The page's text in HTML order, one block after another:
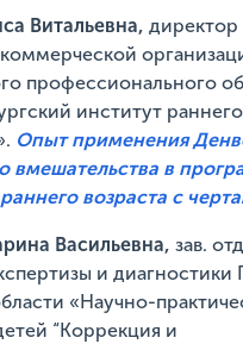
Витальевна, директор
профессионального
институт раннего
Опыт применения
вмешательства в
возраста с
Васильевна, зав.
и диагностики
«Научно-
“Коррекция и